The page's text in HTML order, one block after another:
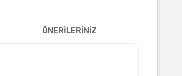
ÖNERİLERİNİZ